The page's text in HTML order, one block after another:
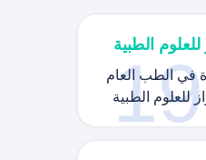
الطبية
في الطب العام
للعلوم الطبية